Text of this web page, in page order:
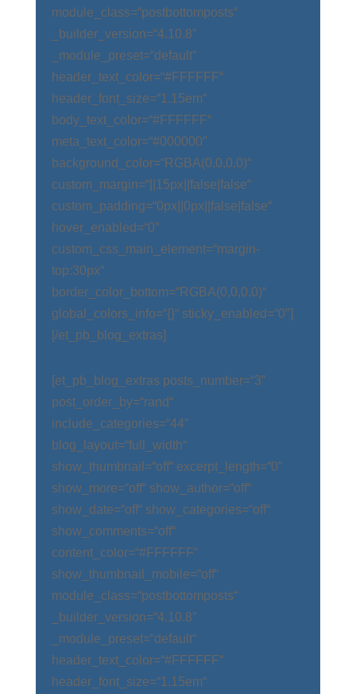
module_class=“postbottomposts“
_builder_version=“4.10.8″
_module_preset=“default“
header_text_color=“#FFFFFF“
header_font_size=“1.15em“
body_text_color=“#FFFFFF“
meta_text_color=“#000000″
background_color=“RGBA(0,0,0,0)“
custom_margin=“||15px||false|false“
custom_padding=“0px||0px||false|false“
hover_enabled=“0″
custom_css_main_element=“margin-
top:30px“
border_color_bottom=“RGBA(0,0,0,0)“
global_colors_info=“{}“ sticky_enabled=“0″]
[/et_pb_blog_extras]
[et_pb_blog_extras posts_number=“3″
post_order_by=“rand“
include_categories=“44″
blog_layout=“full_width“
show_thumbnail=“off“ excerpt_length=“0″
show_more=“off“ show_author=“off“
show_date=“off“ show_categories=“off“
show_comments=“off“
content_color=“#FFFFFF“
show_thumbnail_mobile=“off“
module_class=“postbottomposts“
_builder_version=“4.10.8″
_module_preset=“default“
header_text_color=“#FFFFFF“
header_font_size=“1.15em“